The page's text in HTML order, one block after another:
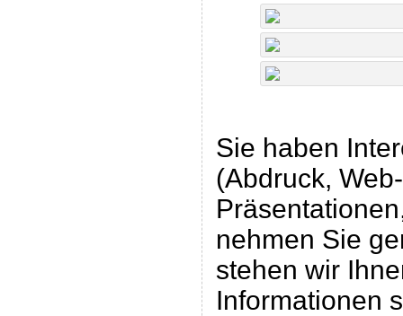
Sie haben
(Abdruck,
nehmen Sie
stehen wir
Informationen